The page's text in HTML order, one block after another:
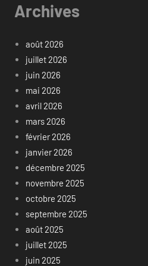
Archives
août 2026
juillet 2026
juin 2026
mai 2026
avril 2026
mars 2026
février 2026
janvier 2026
décembre 2025
novembre 2025
octobre 2025
septembre 2025
août 2025
juillet 2025
juin 2025